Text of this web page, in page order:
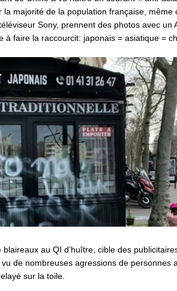
majorité de la population française, même
Sony, prennent des photos avec
faire la raccourcit: japonais = asiatique =
blaireaux au QI d’huître, cible des
de nombreuses agressions de personnes
sur la toile.